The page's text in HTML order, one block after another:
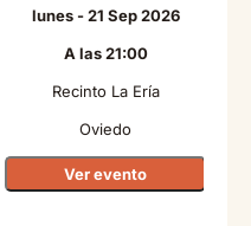
lunes - 21 Sep 2026
A las 21:00
Recinto La Ería
Oviedo
Ver evento